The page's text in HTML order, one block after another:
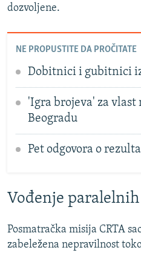
dozvoljene.
NE PROPUSTITE DA PROČITATE
Dobitnici i gubitnici
'Igra brojeva' za vlast
Beogradu
Pet odgovora o
Vođenje
Posmatračka misija CRTA
zabeležena nepravilnost